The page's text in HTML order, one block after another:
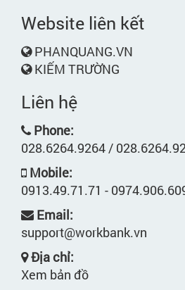
Website liên kết
PHANQUANG.VN
KIẾM TRƯỜNG
Liên hệ
Phone:
028.6264.9264 /
Mobile:
0913.49.71.71 -
Email:
support@workbank.vn
Địa chỉ:
Xem bản đồ